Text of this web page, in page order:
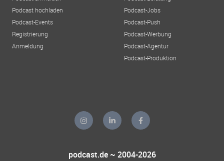
Podcast hochladen
Podcast-Events
Registrierung
Anmeldung
Podcast-Jobs
Podcast-Push
Podcast-Werbung
Podcast-Agentur
Podcast-Produktion
podcast.de ~ 2004-2026